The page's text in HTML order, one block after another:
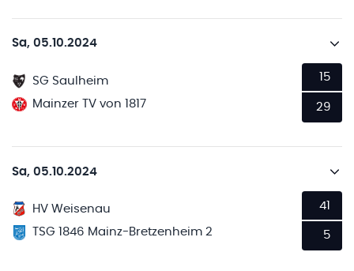
Sa, 05.10.2024
SG Saulheim
Mainzer TV von 1817
15
29
Sa, 05.10.2024
HV Weisenau
TSG 1846 Mainz-Bretzenheim 2
41
5